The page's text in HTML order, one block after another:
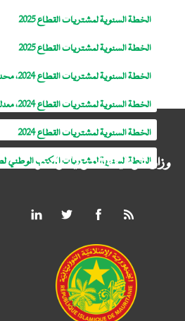
الخطة السنوية لمشتريات القطاع 2025
الخطة السنوية لمشتريات القطاع 2025
الخطة السنوية لمشتريات القطاع 2024، محدثة
الخطة السنوية لمشتريات القطاع 2024، معدلة
الخطة السنوية لمشتريات القطاع 2024
الخطة السنوية لمشتريات المكتب الوطني لطب
وزارة الوظيفة العمومية والعمل